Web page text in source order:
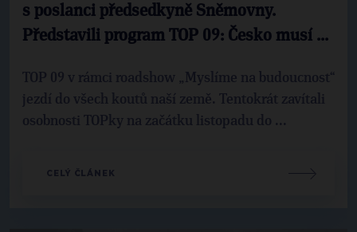
s poslanci předsedkyně Sněmovny.
Představili program TOP 09: Česko musí ...
TOP 09 v rámci roadshow „Myslíme na budoucnost“
jezdí do všech koutů naší země. Tentokrát zavítali
osobnosti TOPky na začátku listopadu do ...
CELÝ ČLÁNEK